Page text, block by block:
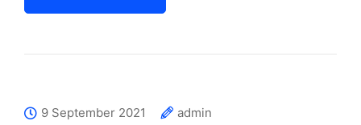
9 September 2021
admin